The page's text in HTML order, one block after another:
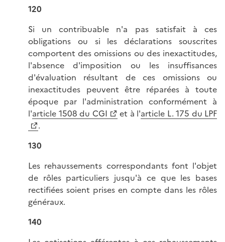
120
Si un contribuable n'a pas satisfait à ces
obligations ou si les déclarations souscrites
comportent des omissions ou des inexactitudes,
l'absence d'imposition ou les insuffisances
d'évaluation résultant de ces omissions ou
inexactitudes peuvent être réparées à toute
époque par l'administration conformément à
l'article 1508 du CGI et à l'article L. 175 du LPF
.
130
Les rehaussements correspondants font l'objet
de rôles particuliers jusqu'à ce que les bases
rectifiées soient prises en compte dans les rôles
généraux.
140